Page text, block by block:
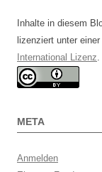
Inhalte in diesem
lizenziert unter einer
International Lizenz
META
Anmelden